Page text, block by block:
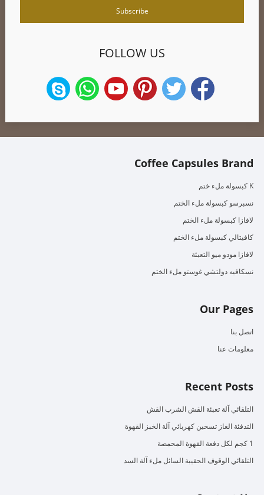
FOLLOW US
Coffee Capsules Brand
K كبسولة ملء ختم
نسبرسو كبسولة ملء الختم
لافازا كبسولة ملء الختم
كافيتالي كبسولة ملء الختم
لافازا مودو ميو التعبئة
نسكافيه دولتشي غوستو ملء الختم
Our Pages
اتصل بنا
معلومات عنا
Recent Posts
التلقائي آلة تعبئة القش الشرب القش
التدفئة الغاز تسخين كهربائي آلة الخبز القهوة
1 كجم لكل دفعة القهوة المحمصة
التلقائي الوقوف الحقيبة السائل ملء آلة السد